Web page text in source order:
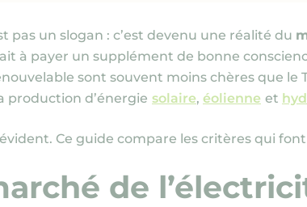
pas un slogan : c’est devenu une réalité du
à payer un supplément de bonne
sont souvent moins chères que le
d’énergie solaire, éolienne et
Ce guide compare les critères qui
de